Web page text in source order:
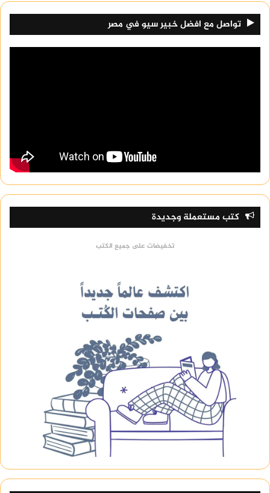
تواصل مع افضل خبير سيو في مصر
كتب مستعملة وجديدة
تخفيضات على جميع الكتب